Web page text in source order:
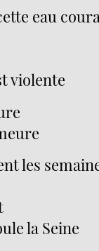
eau
violente
les
la Seine